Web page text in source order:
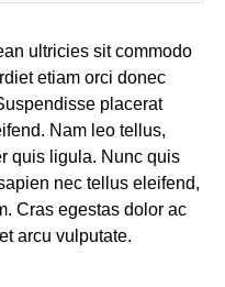
ultricies sit commodo
etiam orci donec
placerat
Nam leo tellus,
quis ligula. Nunc quis
nec tellus eleifend,
Cras egestas dolor ac
arcu vulputate.